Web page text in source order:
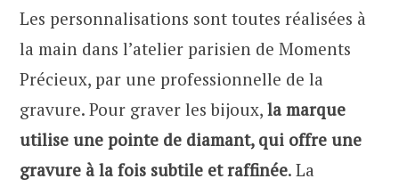
Les personnalisations sont toutes réalisées à
la main dans l’atelier parisien de Moments
Précieux, par une professionnelle de la
gravure. Pour graver les bijoux, la marque
utilise une pointe de diamant, qui offre une
gravure à la fois subtile et raffinée. La